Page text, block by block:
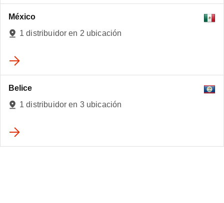
México
1 distribuidor en 2 ubicación
Belice
1 distribuidor en 3 ubicación